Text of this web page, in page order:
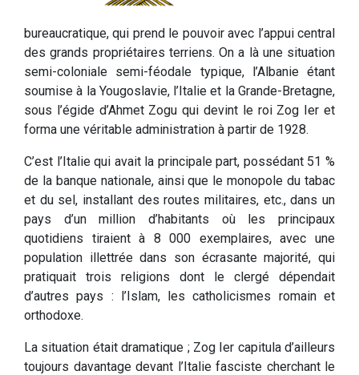
bureaucratique, qui prend le pouvoir avec l’appui central
des grands propriétaires terriens. On a là une situation
semi-coloniale semi-féodale typique, l’Albanie étant
soumise à la Yougoslavie, l’Italie et la Grande-Bretagne,
sous l’égide d’Ahmet Zogu qui devint le roi Zog Ier et
forma une véritable administration à partir de 1928.
C’est l’Italie qui avait la principale part, possédant 51 %
de la banque nationale, ainsi que le monopole du tabac
et du sel, installant des routes militaires, etc., dans un
pays d’un million d’habitants où les principaux
quotidiens tiraient à 8 000 exemplaires, avec une
population illettrée dans son écrasante majorité, qui
pratiquait trois religions dont le clergé dépendait
d’autres pays : l’Islam, les catholicismes romain et
orthodoxe.
La situation était dramatique ; Zog Ier capitula d’ailleurs
toujours davantage devant l’Italie fasciste cherchant le